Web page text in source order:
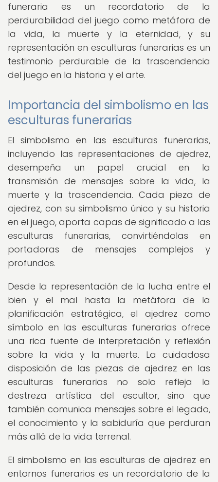
funeraria es un recordatorio de la
perdurabilidad del juego como metáfora de
la vida, la muerte y la eternidad, y su
representación en esculturas funerarias es un
testimonio perdurable de la trascendencia
del juego en la historia y el arte.
Importancia del simbolismo en las
esculturas funerarias
El simbolismo en las esculturas funerarias,
incluyendo las representaciones de ajedrez,
desempeña un papel crucial en la
transmisión de mensajes sobre la vida, la
muerte y la trascendencia. Cada pieza de
ajedrez, con su simbolismo único y su historia
en el juego, aporta capas de significado a las
esculturas funerarias, convirtiéndolas en
portadoras de mensajes complejos y
profundos.
Desde la representación de la lucha entre el
bien y el mal hasta la metáfora de la
planificación estratégica, el ajedrez como
símbolo en las esculturas funerarias ofrece
una rica fuente de interpretación y reflexión
sobre la vida y la muerte. La cuidadosa
disposición de las piezas de ajedrez en las
esculturas funerarias no solo refleja la
destreza artística del escultor, sino que
también comunica mensajes sobre el legado,
el conocimiento y la sabiduría que perduran
más allá de la vida terrenal.
El simbolismo en las esculturas de ajedrez en
entornos funerarios es un recordatorio de la